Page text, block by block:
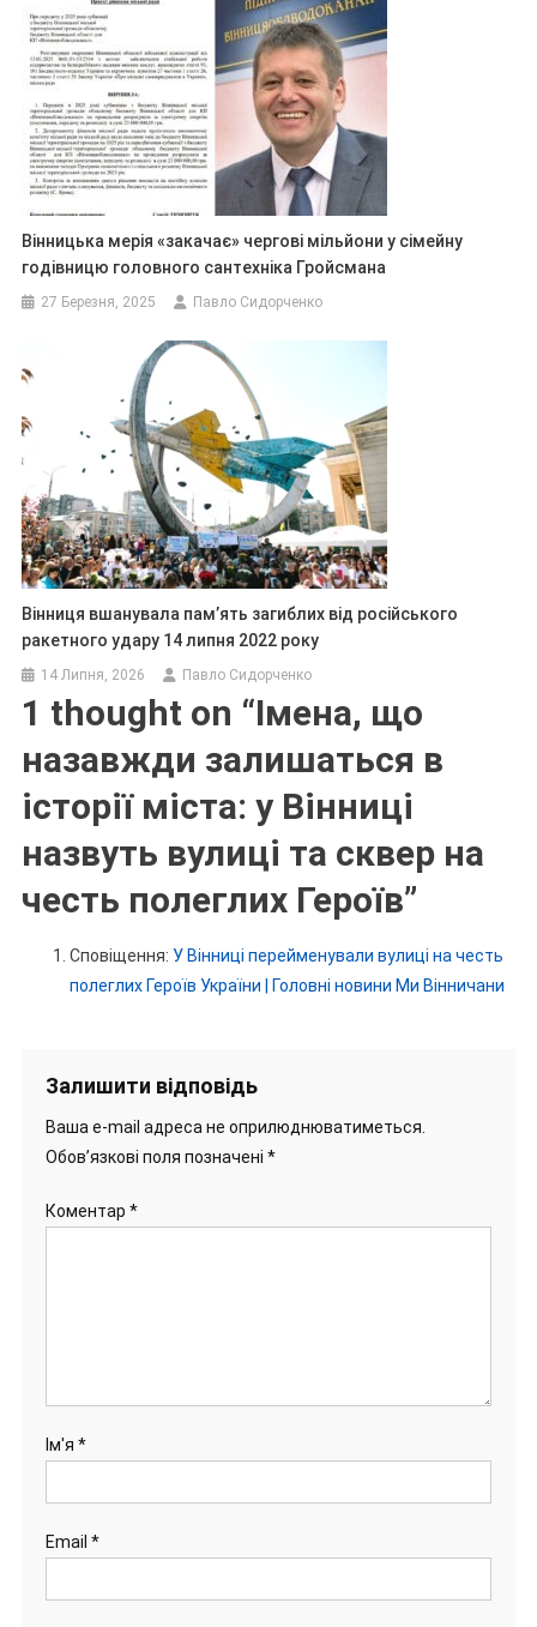
Вінницька мерія «закачає» чергові мільйони у сімейну
годівницю головного сантехніка Гройсмана
27 Березня, 2025 Павло Сидорченко
Вінниця вшанувала пам’ять загиблих від російського
ракетного удару 14 липня 2022 року
14 Липня, 2026 Павло Сидорченко
1 thought on “Імена, що
назавжди залишаться в
історії міста: у Вінниці
назвуть вулиці та сквер на
честь полеглих Героїв”
Сповіщення: У Вінниці перейменували вулиці на честь
полеглих Героїв України | Головні новини Ми Вінничани
Залишити відповідь
Ваша e-mail адреса не оприлюднюватиметься.
Обов’язкові поля позначені *
Коментар *
Ім'я *
Email *